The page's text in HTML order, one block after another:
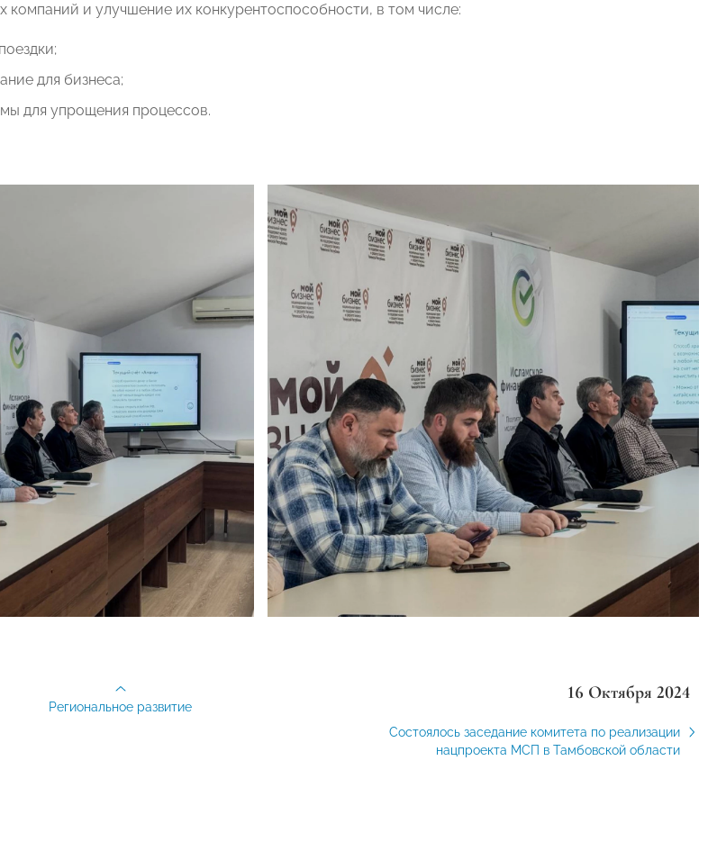
компаний и улучшение их конкурентоспособности, в том числе:
для бизнеса;
для упрощения процессов.
16 Октября 2024
Состоялось заседание комитета по реализации
нацпроекта МСП в Тамбовской области
Региональное развитие